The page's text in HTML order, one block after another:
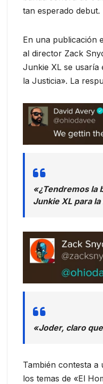
tan esperado debut.
En una publicación
al director Zack
Junkie XL se usaría
la Justicia». La
«¿Tendremos la
Junkie XL para
«Joder, claro
También contesta
los temas de «El